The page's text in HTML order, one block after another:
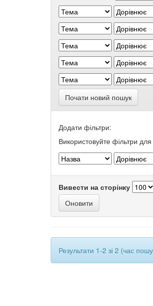
Почати новий пошук
Додати фільтри:
Використовуйте фільтри
Вивести на сторінку
Результати 1-2 зі 2 (час